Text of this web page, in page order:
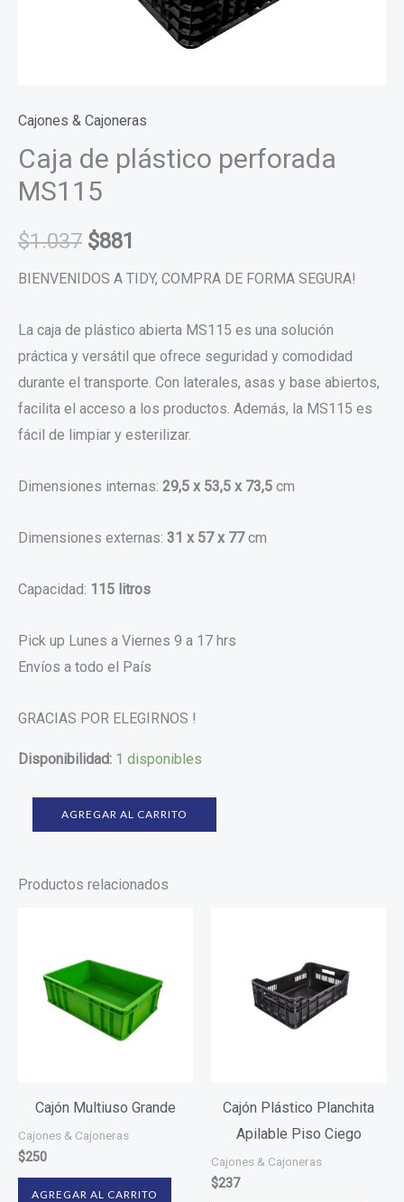
Cajones & Cajoneras
Caja de plástico perforada
MS115
$1.037 $881
BIENVENIDOS A TIDY, COMPRA DE FORMA SEGURA!
La caja de plástico abierta MS115 es una solución
práctica y versátil que ofrece seguridad y comodidad
durante el transporte. Con laterales, asas y base abiertos,
facilita el acceso a los productos. Además, la MS115 es
fácil de limpiar y esterilizar.
Dimensiones internas: 29,5 x 53,5 x 73,5 cm
Dimensiones externas: 31 x 57 x 77cm
Capacidad: 115 litros
Pick up Lunes a Viernes 9 a 17 hrs
Envíos a todo el País
GRACIAS POR ELEGIRNOS !
Disponibilidad: 1 disponibles
AGREGAR AL CARRITO
Productos relacionados
Cajón Multiuso Grande
Cajones & Cajoneras
$250
AGREGAR AL CARRITO
Cajón Plástico Planchita
Apilable Piso Ciego
Cajones & Cajoneras
$237